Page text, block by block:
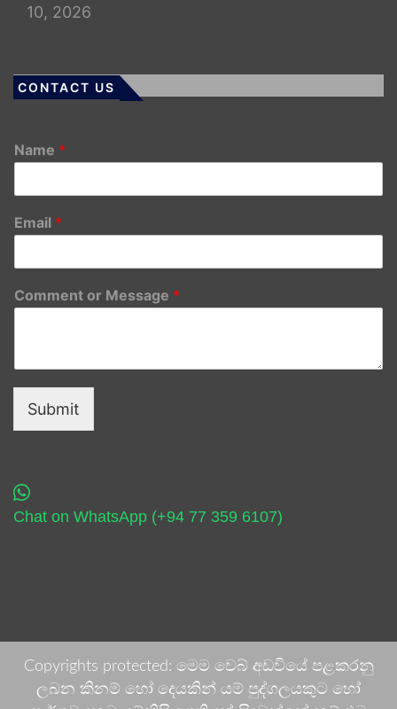
10, 2026
CONTACT US
Name *
Email *
Comment or Message *
Submit
Chat on WhatsApp (+94 77 359 6107)
Copyrights protected: මෙම වෙබ් අඩවියේ පළකරනු
ලබන කිනම් හෝ දෙයකින් යම් පුද්ගලයකුට හෝ